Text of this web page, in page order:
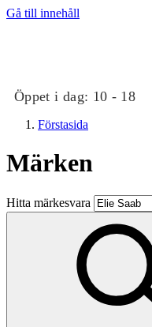
Gå till innehåll
Öppet i dag: 10 - 18
Butiker
Mat och dryck
Evenemang
Erbjudanden
Förstasida
Märken
Hitta märkesvara